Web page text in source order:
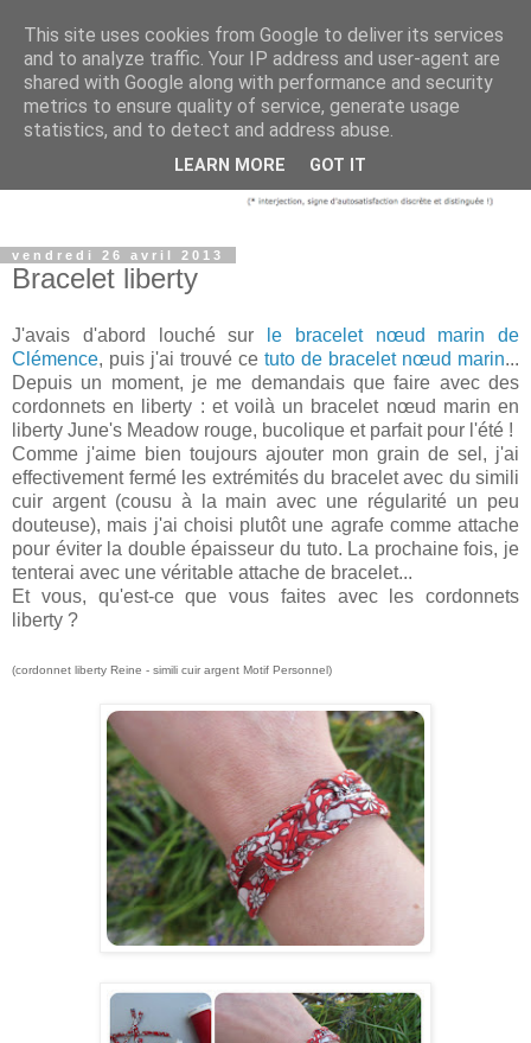
vendredi 26 avril 2013
Bracelet liberty
J'avais d'abord louché sur
le bracelet nœud marin de
Clémence, puis j'ai trouvé ce tuto de bracelet nœud marin...
Depuis un moment, je me demandais que faire avec des
cordonnets en liberty : et voilà un bracelet nœud marin en
liberty June's Meadow rouge, bucolique et parfait pour l'été !
Comme j'aime bien toujours ajouter mon grain de sel, j'ai
effectivement fermé les extrémités du bracelet avec du simili
cuir argent (cousu à la main avec une régularité un peu
douteuse), mais j'ai choisi plutôt une agrafe comme attache
pour éviter la double épaisseur du tuto. La prochaine fois, je
tenterai avec une véritable attache de bracelet...
Et vous, qu'est-ce que vous faites avec les cordonnets
liberty ?
(cordonnet liberty Reine - simili cuir argent Motif Personnel)
This site uses cookies from Google to deliver its services
and to analyze traffic. Your IP address and user-agent are
shared with Google along with performance and security
metrics to ensure quality of service, generate usage
statistics, and to detect and address abuse.
LEARN MORE GOT IT